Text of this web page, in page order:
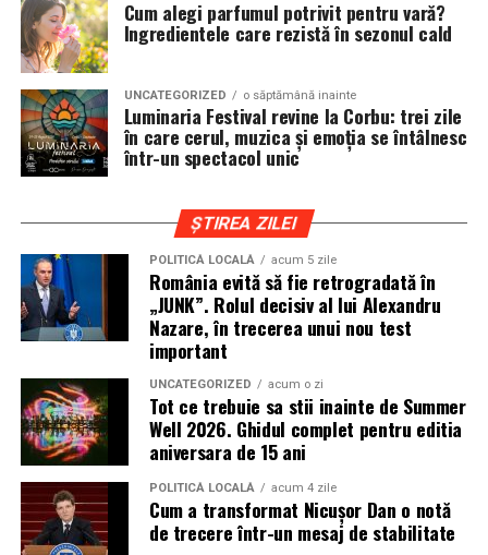
Clujul este un oras in care vremea poate fi imprevizibila,
iar drumurile din imprejurimi includ atat zone urbane,
cat si trasee montane sau colinare. O masina pregatita
de show trebuie sa ajunga la eveniment in siguranta si
fara probleme, indiferent de conditiile de drum.
Din acest motiv, tipul de anvelopa ales devine extrem de
important. Anvelopele care ofera aderenta constanta,
stabilitate si un aspect echilibrat sunt preferate de cei
care nu doresc sa transforme masina intr-un obiect
static. In acest sens, alegerea unoranvelope all season
175 65 r14 poate fi potrivita pentru multe proiecte
prezente la evenimentele locale, in special pentru
masinile compacte sau clasice.
Pozitia masinii si rolul anvelopelor
La un show auto, pozitia masinii este analizata atent.
Cat de jos sta masina, cum se aliniaza roata cu aripa si ce
impact vizual are ansamblul sunt detalii care pot face
diferenta intre un proiect obisnuit si unul remarcabil.
Cum alegi parfumul potrivit pentru vară?
Ingredientele care rezistă în sezonul cald
UNCATEGORIZED o săptămână inainte
Luminaria Festival revine la Corbu: trei zile
în care cerul, muzica și emoția se întâlnesc
într-un spectacol unic
ȘTIREA ZILEI
POLITICĂ LOCALĂ acum 5 zile
România evită să fie retrogradată în
„JUNK”. Rolul decisiv al lui Alexandru
Nazare, în trecerea unui nou test
important
UNCATEGORIZED acum o zi
Tot ce trebuie sa stii inainte de Summer
Well 2026. Ghidul complet pentru editia
aniversara de 15 ani
POLITICĂ LOCALĂ acum 4 zile
Cum a transformat Nicușor Dan o notă
de trecere într-un mesaj de stabilitate